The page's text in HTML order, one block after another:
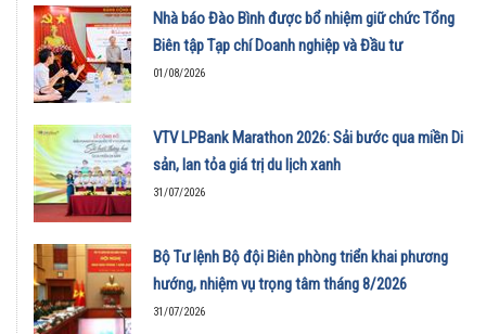
01/08/2026
Nhà báo Đào Bình được bổ nhiệm giữ chức Tổng
Biên tập Tạp chí Doanh nghiệp và Đầu tư
01/08/2026
VTV LPBank Marathon 2026: Sải bước qua miền Di
sản, lan tỏa giá trị du lịch xanh
31/07/2026
Bộ Tư lệnh Bộ đội Biên phòng triển khai phương
hướng, nhiệm vụ trọng tâm tháng 8/2026
31/07/2026